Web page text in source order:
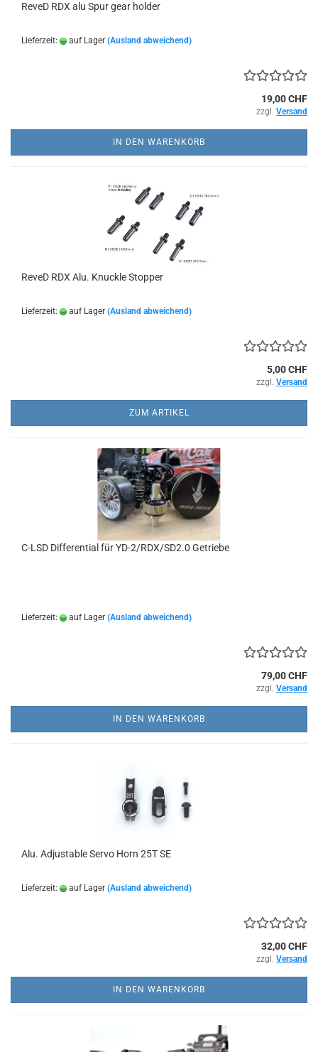
ReveD RDX alu Spur gear holder
Lieferzeit: auf Lager (Ausland abweichend)
19,00 CHF
zzgl. Versand
IN DEN WARENKORB
ReveD RDX Alu. Knuckle Stopper
Lieferzeit: auf Lager (Ausland abweichend)
5,00 CHF
zzgl. Versand
ZUM ARTIKEL
C-LSD Differential für YD-2/RDX/SD2.0 Getriebe
Lieferzeit: auf Lager (Ausland abweichend)
79,00 CHF
zzgl. Versand
IN DEN WARENKORB
Alu. Adjustable Servo Horn 25T SE
Lieferzeit: auf Lager (Ausland abweichend)
32,00 CHF
zzgl. Versand
IN DEN WARENKORB